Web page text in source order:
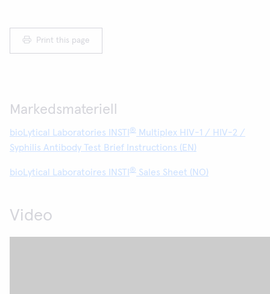
Print this page
Markedsmateriell
bioLytical Laboratories INSTI ®
Multiplex HIV-1 / HIV-2 /
Syphilis Antibody Test Brief Instructions (EN)
bioLytical Laboratoires INSTI ® Sales Sheet (NO)
Video